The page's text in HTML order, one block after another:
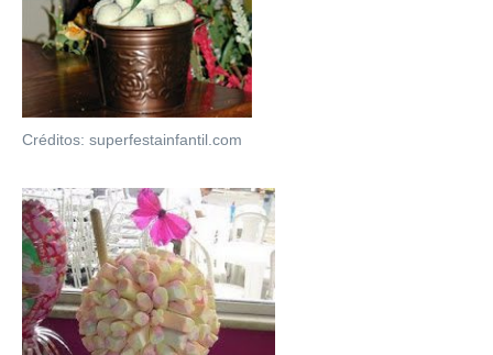
Créditos: superfestainfantil.com